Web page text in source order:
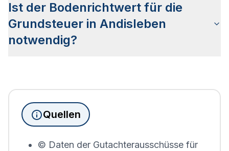
anderer Städte Deutschlands. Die Karte wird in so
genannte Bodenrichtwertzonen unterteilt, die
Aufschluss über den Wert des Bodens sowie die
Bebauung geben.
Ist der Bodenrichtwert für die
Grundsteuer in Andisleben
notwendig?
Immobilien, die sich in Andisleben befinden, wird
die Grundsteuererklärung auf Basis des
Bodenrichtwerts des entsprechenden Jahres
Quellen
© Daten der Gutachterausschüsse für